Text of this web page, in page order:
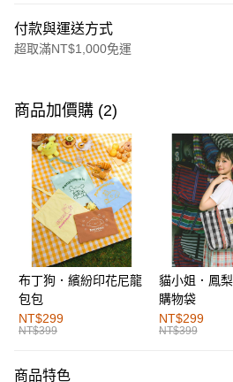
付款與運送方式
超取滿NT$1,000免運
信用卡一次付款
購物金
超商取貨付款
LINE Pay
街口支付
運送方式
全家取貨付款
每筆NT$60，滿NT$1,000(含以上)免運費
付款後全家取貨
商品加價購 (2)
布丁狗．繽紛印花尼龍
包包
NT$299
NT$399
貓小姐．鳳
購物袋
NT$299
NT$399
商品特色